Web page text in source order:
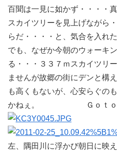
百聞は一見に如かず・・・・
スカイツリーを見上げながら
らだ・・・・と、気合を入れ
でも、なぜか今朝のウォーキ
る・・・３３７ｍスカイツリ
ませんが故郷の街にデンと構
も高くもないが、心安らぐの
かねぇ。 Ｇｏｔｏ
左、隅田川に浮かび朝日に映